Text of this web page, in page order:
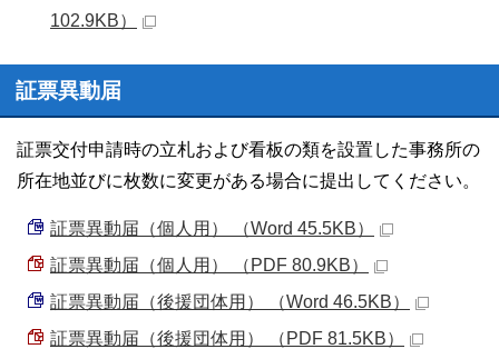
102.9KB）
証票異動届
証票交付申請時の立札および看板の類を設置した事務所の
所在地並びに枚数に変更がある場合に提出してください。
証票異動届（個人用） （Word 45.5KB）
証票異動届（個人用） （PDF 80.9KB）
証票異動届（後援団体用） （Word 46.5KB）
証票異動届（後援団体用） （PDF 81.5KB）